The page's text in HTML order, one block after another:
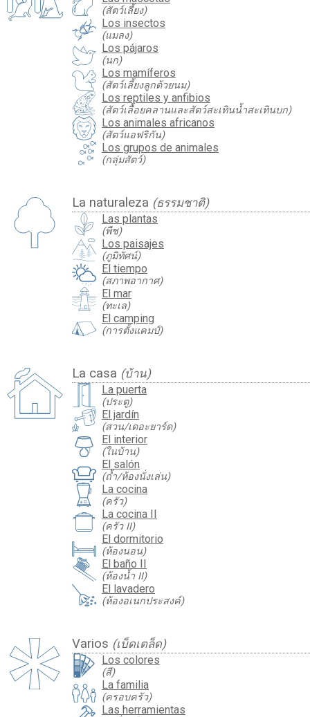
(สัตว์เลี้ยง)
Los insectos
(แมลง)
Los pájaros
(นก)
Los mamíferos
(สัตว์เลี้ยงลูกด้วยนม)
Los reptiles y anfibios
(สัตว์เลื้อยคลานและสัตว์สะเทินน้ำสะเทินบก)
Los animales africanos
(สัตว์แอฟริกัน)
Los grupos de animales
(กลุ่มสัตว์)
La naturaleza (ธรรมชาติ)
Las plantas
(พืช)
Los paisajes
(ภูมิทัศน์)
El tiempo
(สภาพอากาศ)
El mar
(ทะเล)
El camping
(การตั้งแคมป์)
La casa (บ้าน)
La puerta
(ประตู)
El jardín
(สวน/เดอะยาร์ด)
El interior
(ในบ้าน)
El salón
(ถ้ำ/ห้องนั่งเล่น)
La cocina
(ครัว)
La cocina II
(ครัว II)
El dormitorio
(ห้องนอน)
El baño II
(ห้องน้ำ II)
El lavadero
(ห้องอเนกประสงค์)
Varios (เบ็ดเตล็ด)
Los colores
(สี)
La familia
(ครอบครัว)
Las herramientas